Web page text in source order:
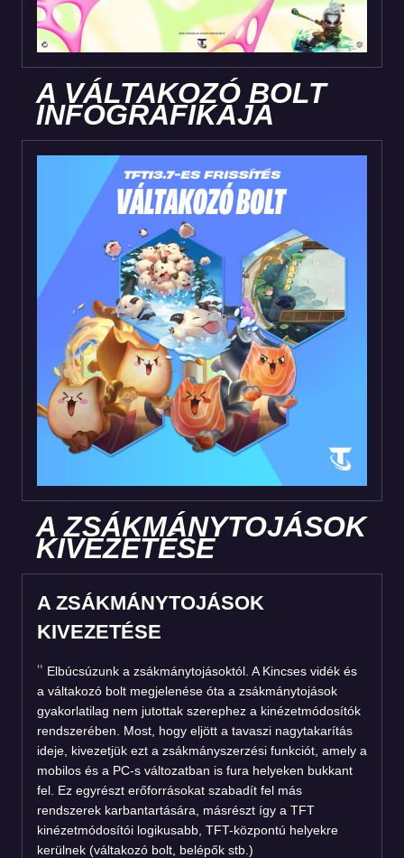
A VÁLTAKOZÓ BOLT
INFOGRAFIKÁJA
A ZSÁKMÁNYTOJÁSOK
KIVEZETÉSE
A ZSÁKMÁNYTOJÁSOK
KIVEZETÉSE
Elbúcsúzunk a zsákmánytojásoktól. A Kincses vidék és
a váltakozó bolt megjelenése óta a zsákmánytojások
gyakorlatilag nem jutottak szerephez a kinézetmódosítók
rendszerében. Most, hogy eljött a tavaszi nagytakarítás
ideje, kivezetjük ezt a zsákmányszerzési funkciót, amely a
mobilos és a PC-s változatban is fura helyeken bukkant
fel. Ez egyrészt erőforrásokat szabadít fel más
rendszerek karbantartására, másrészt így a TFT
kinézetmódosítói logikusabb, TFT-központú helyekre
kerülnek (váltakozó bolt, belépők stb.)